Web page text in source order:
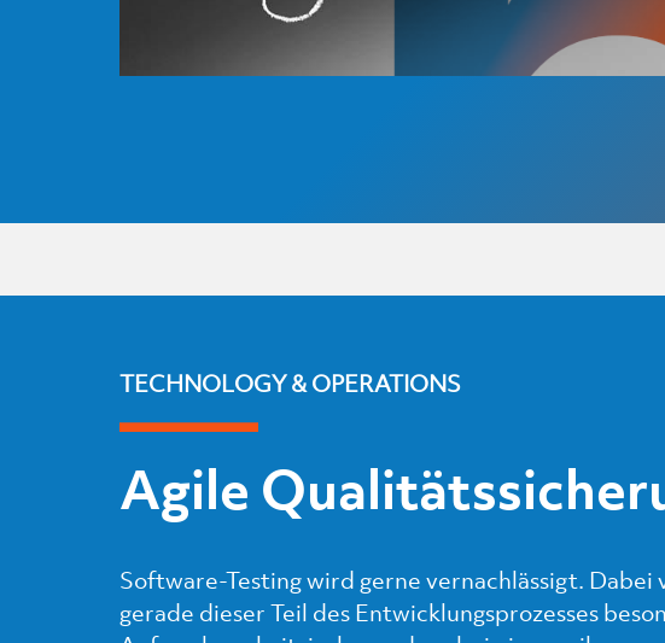
TECHNOLOGY & OPERATIONS
Agile
Software-Testing wird gerne vernachlässigt. Dabei
gerade dieser Teil des Entwicklungsprozesses